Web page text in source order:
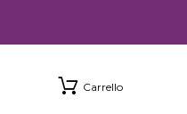
Carrello